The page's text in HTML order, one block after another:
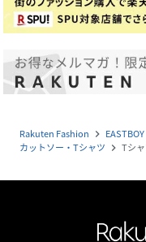
Rakuten Fashion navigate_next
カットソー・Tシャツ navigate_next Tシ